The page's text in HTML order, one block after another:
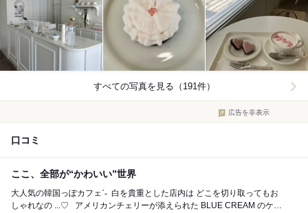
すべての写真を見る（191件）
広告を非表示
口コミ
ここ、全部が“かわいい”世界
大人気の韓国っぽカフェˊ˗ ⁡ 白を貴重とした店内は どこを切り取ってもお
しゃれなの ...♡ ⁡ ⁡ アメリカンチェリーが添えられた BLUE CREAM のケー